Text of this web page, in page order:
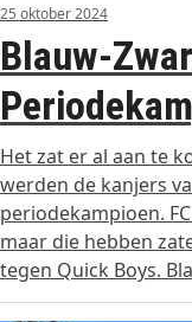
25 oktober 2024
Blauw-
Het zat er al aan te
werden de kanjers
periodekampioen.
maar die hebben
tegen Quick Boys.